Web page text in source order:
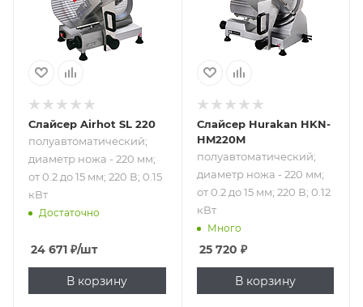
220 мм; от 0.2 до
15 мм; 220 В; 0.15
Слайсер Airhot SL 220
полуавтоматический;
диаметр ножа - 220 мм;
от 0.2 до 15 мм; 220 В; 0.15
кВт
Достаточно
24 671 ₽/шт
В корзину
220 мм; от 0.2 до
15 мм; 220 В; 0.12
Слайсер Hurakan HKN-
HM220M
полуавтоматический;
диаметр ножа - 220 мм;
от 0.2 до 15 мм; 220 В; 0.12
кВт
Много
25 720 ₽
В корзину